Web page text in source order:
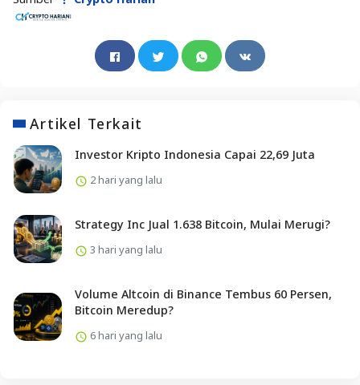
Artikel Terkait
Investor Kripto Indonesia Capai 22,69 Juta
2 hari yang lalu
Strategy Inc Jual 1.638 Bitcoin, Mulai Merugi?
3 hari yang lalu
Volume Altcoin di Binance Tembus 60 Persen,
Bitcoin Meredup?
6 hari yang lalu